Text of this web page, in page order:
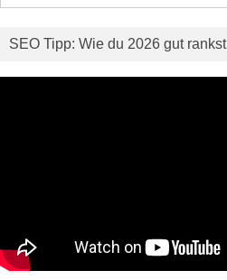
nach:
SEO Tipp: Wie du 2026 gut rankst